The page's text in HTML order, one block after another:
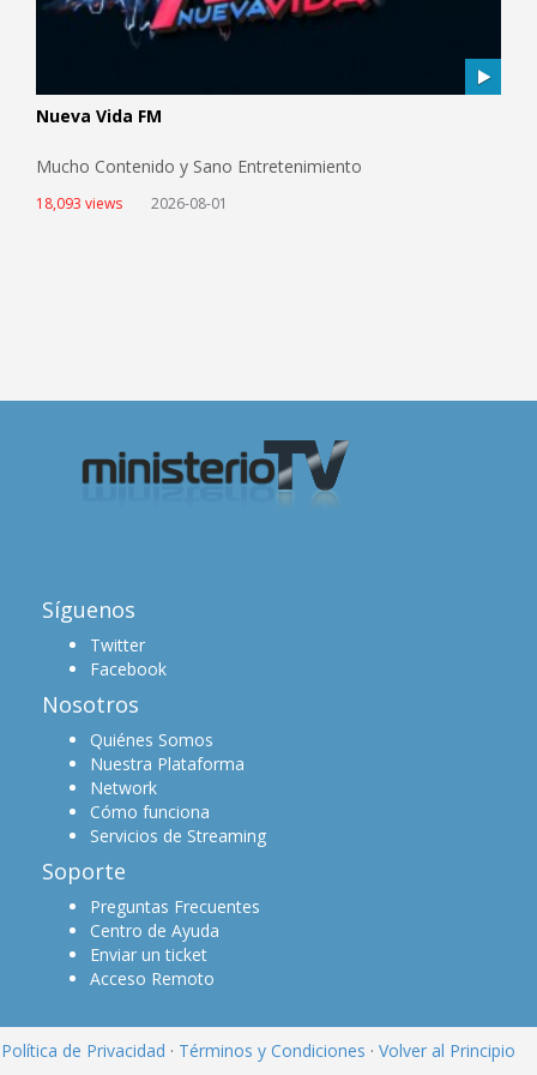
Nueva Vida FM
Mucho Contenido y Sano Entretenimiento
18,093 views 2026-08-01
Síguenos
Twitter
Facebook
Nosotros
Quiénes Somos
Nuestra Plataforma
Network
Cómo funciona
Servicios de Streaming
Soporte
Preguntas Frecuentes
Centro de Ayuda
Enviar un ticket
Acceso Remoto
Política de Privacidad · Términos y Condiciones · Volver al Principio